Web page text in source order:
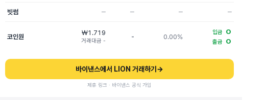
빗썸 ─ ─ ─ ─
코인원
₩1.719
거래대금 -
- 0.00%
입금 O
출금 O
바이낸스에서 LION 거래하기 →
제휴 링크 · 바이낸스 공식 가입